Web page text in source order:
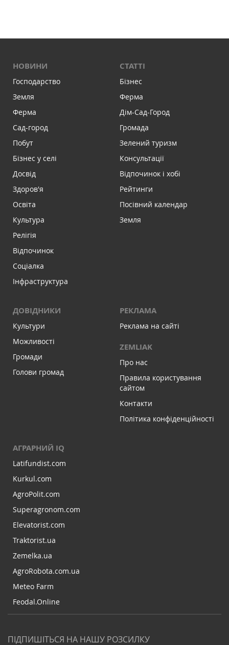
НОВИНИ
Господарство
Земля
Ферма
Сад-город
Побут
Бізнес у селі
Досвід
Здоров'я
Освіта
Культура
Релігія
Відпочинок
Соціалка
Інфраструктура
СТАТТІ
Бізнес
Ферма
Дім-Сад-Город
Громада
Зелений туризм
Консультації
Відпочинок і хобі
Рейтинги
Посівний календар
Земля
ДОВІДНИКИ
Культури
Можливості
Громади
Голови громад
РЕКЛАМА
Реклама на сайті
ZEMLIAK
Про нас
Правила користування
сайтом
Контакти
Політика конфіденційності
АГРАРНИЙ IQ
Latifundist.com
Kurkul.com
AgroPolit.com
Superagronom.com
Elevatorist.com
Traktorist.ua
Zemelka.ua
AgroRobota.com.ua
Meteo Farm
Feodal.Online
ПІДПИШІТЬСЯ НА НАШУ РОЗСИЛКУ